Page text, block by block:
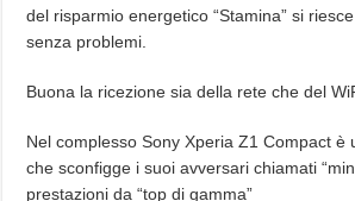
del risparmio energetico “Stamina” si
senza problemi.
Buona la ricezione sia della rete che del
Nel complesso Sony Xperia Z1 Compact è
che sconfigge i suoi avversari chiamati
prestazioni da “top di gamma”